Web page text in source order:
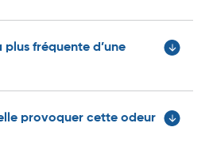
fréquente d’une
provoquer cette odeur